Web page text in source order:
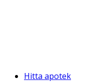
Hitta apotek